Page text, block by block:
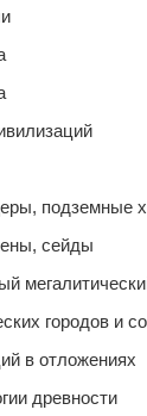
подземные
сейды
городов и
в отложениях
древности